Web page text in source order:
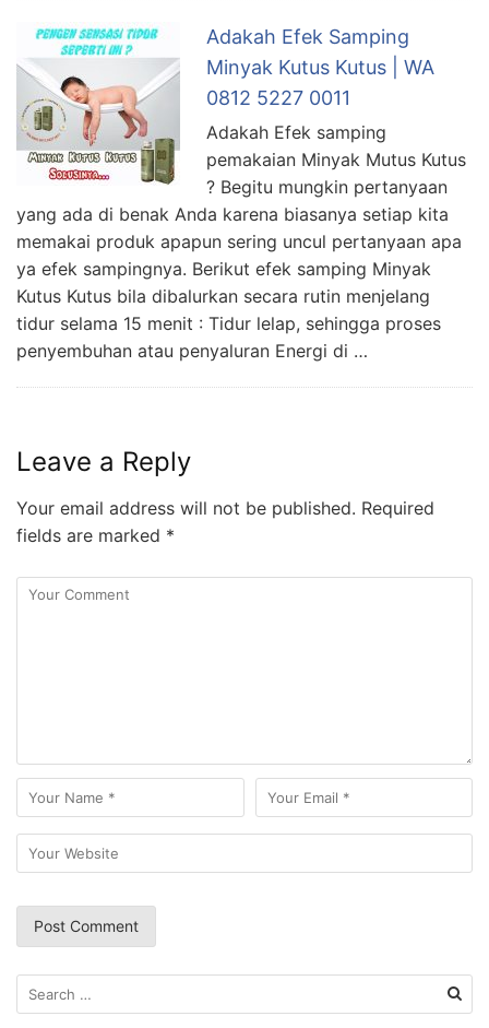
Adakah Efek Samping
Minyak Kutus Kutus | WA
0812 5227 0011
Adakah Efek samping
pemakaian Minyak Mutus Kutus
? Begitu mungkin pertanyaan
yang ada di benak Anda karena biasanya setiap kita
memakai produk apapun sering uncul pertanyaan apa
ya efek sampingnya. Berikut efek samping Minyak
Kutus Kutus bila dibalurkan secara rutin menjelang
tidur selama 15 menit : Tidur lelap, sehingga proses
penyembuhan atau penyaluran Energi di …
Leave a Reply
Your email address will not be published. Required
fields are marked *
Search
for: